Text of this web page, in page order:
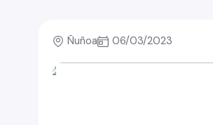
Ñuñoa 06/03/2023